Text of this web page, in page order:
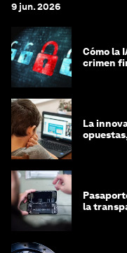
9 jun. 2026
Cómo la
crimen
La
la